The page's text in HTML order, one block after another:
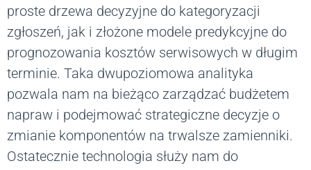
proste drzewa decyzyjne do kategoryzacji
zgłoszeń, jak i złożone modele predykcyjne do
prognozowania kosztów serwisowych w długim
terminie. Taka dwupoziomowa analityka
pozwala nam na bieżąco zarządzać budżetem
napraw i podejmować strategiczne decyzje o
zmianie komponentów na trwalsze zamienniki.
Ostatecznie technologia służy nam do